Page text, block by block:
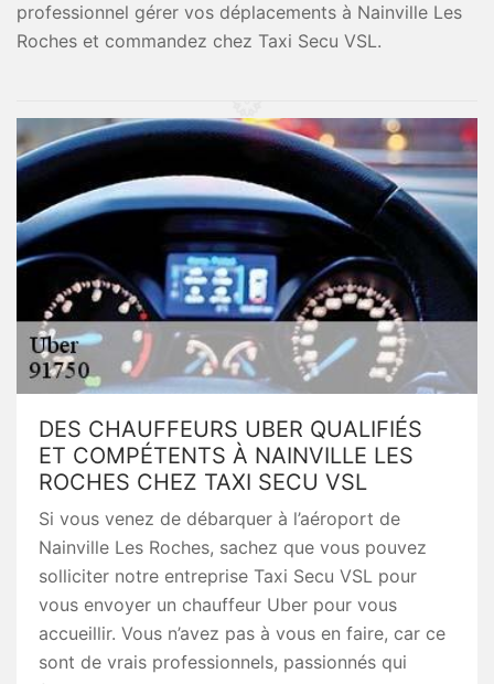
professionnel gérer vos déplacements à Nainville Les
Roches et commandez chez Taxi Secu VSL.
DES CHAUFFEURS UBER QUALIFIÉS
ET COMPÉTENTS À NAINVILLE LES
ROCHES CHEZ TAXI SECU VSL
Si vous venez de débarquer à l’aéroport de
Nainville Les Roches, sachez que vous pouvez
solliciter notre entreprise Taxi Secu VSL pour
vous envoyer un chauffeur Uber pour vous
accueillir. Vous n’avez pas à vous en faire, car ce
sont de vrais professionnels, passionnés qui